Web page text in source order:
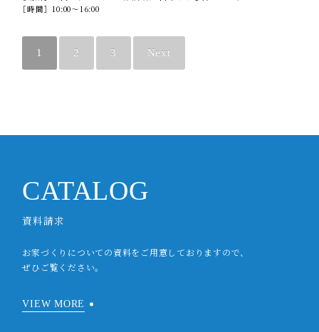
［時間］10:00～16:00
1 2 3 Next
CATALOG
資料請求
お家づくりについての資料をご用意しておりますので、
ぜひご覧ください。
VIEW MORE